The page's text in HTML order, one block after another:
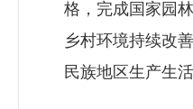
格，完成国家园
乡村环境持续改
民族地区生产生